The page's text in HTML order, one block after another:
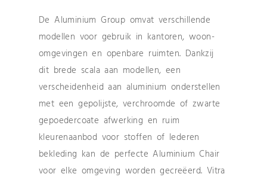
De Aluminium Group omvat verschillende
modellen voor gebruik in kantoren, woon-
omgevingen en openbare ruimten. Dankzij
dit brede scala aan modellen, een
verscheidenheid aan aluminium onderstellen
met een gepolijste, verchroomde of zwarte
gepoedercoate afwerking en ruim
kleurenaanbod voor stoffen of lederen
bekleding kan de perfecte Aluminium Chair
voor elke omgeving worden gecreëerd. Vitra